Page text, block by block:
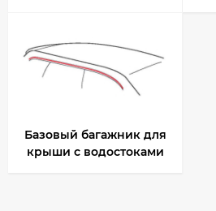
Базовый багажник для
крыши с водостоками